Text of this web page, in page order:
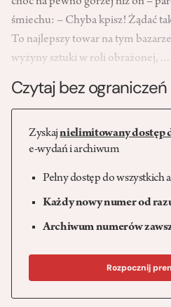
śmiechu: – Chyba kpisz! Żądać
To najlepszy towar na tym
wyżyny sztuki w roli obrażonej,…
Czytaj bez ograniczeń
Zyskajnielimitowany dostęp
e-wydań i archiwum
Pełny dostęp do wszystkich
Każdy nowy numer od
Archiwum numerów
Rozpocznij